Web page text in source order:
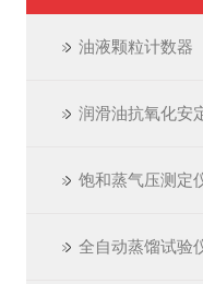
油液颗粒计数器
润滑油抗氧化安
饱和蒸气压测定
全自动蒸馏试验